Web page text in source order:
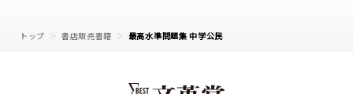
トップ 書店販売書籍 最高水準問題集 中学公民